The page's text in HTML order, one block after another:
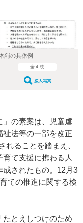
罰の具体例
全 4 枚
拡大写真
の素案は、児童虐
祉法等の一部を改正
れることを踏まえ、
て支援に携わる人
成されたもの。12月3
ての推進に関する検
とえしつけのため